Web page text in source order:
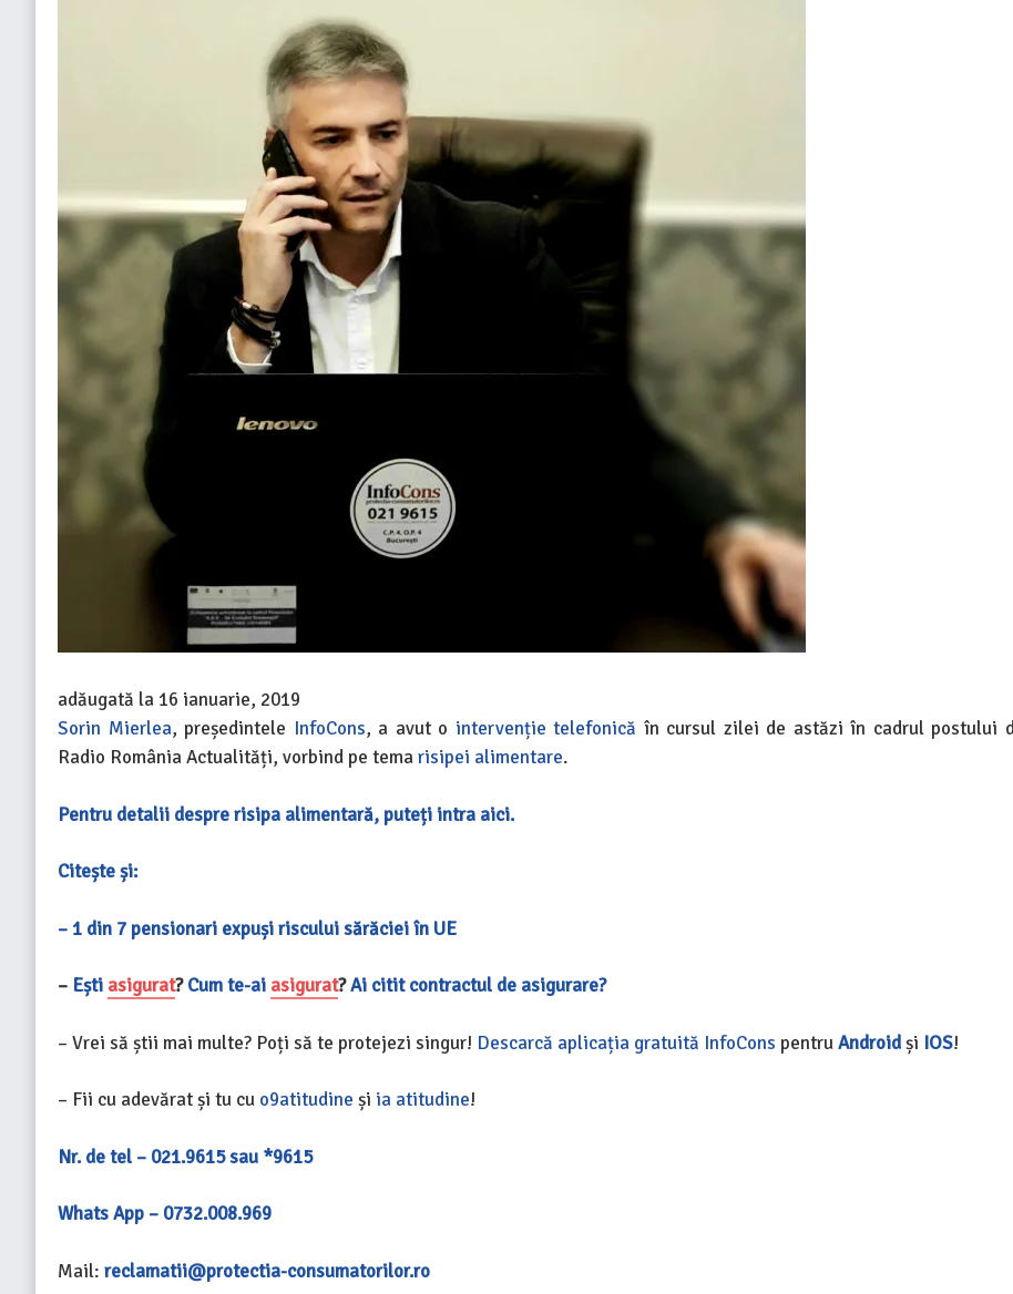
adăugată la 16 ianuarie, 2019
Sorin Mierlea, președintele InfoCons, a avut o intervenție telefonică în cursul zilei de astăzi în cadrul postului
Radio România Actualități, vorbind pe tema risipei alimentare.
Pentru detalii despre risipa alimentară, puteți intra aici.
Citește și:
– 1 din 7 pensionari expuși riscului sărăciei în UE
– Ești asigurat?Cum te-ai asigurat?Ai citit contractul de asigurare?
– Vrei să știi mai multe? Poți să te protejezi singur! Descarcă aplicația gratuită InfoCons pentruAndroidși IOS!
– Fii cu adevărat și tu cu o9atitudine și ia atitudine!
Nr. de tel – 021.9615 sau *9615
Whats App – 0732.008.969
Mail: reclamatii@protectia-consumatorilor.ro